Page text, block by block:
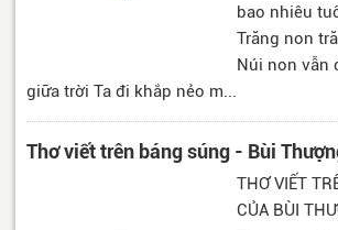
bao nhiêu
Trăng non
Núi non vẫn
giữa trời Ta đi khắp nẻo m...
Thơ viết trên báng súng - Bùi
THƠ VIẾT
CỦA BÙI